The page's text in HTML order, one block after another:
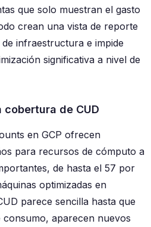
que solo muestran el gasto
crean una vista de reporte
infraestructura e impide
significativa a nivel de
de CUD
en GCP ofrecen
para recursos de cómputo a
de hasta el 57 por
optimizadas en
parece sencilla hasta que
aparecen nuevos